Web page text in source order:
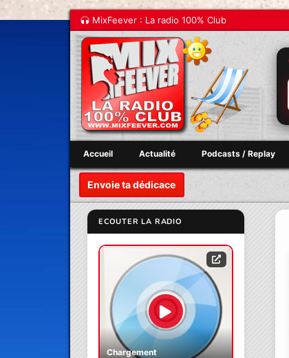
MixFeever : La radio 100% Club
Accueil Actualité Podcasts / Replay
Envoie ta dédicace
ECOUTER LA RADIO
Chargement